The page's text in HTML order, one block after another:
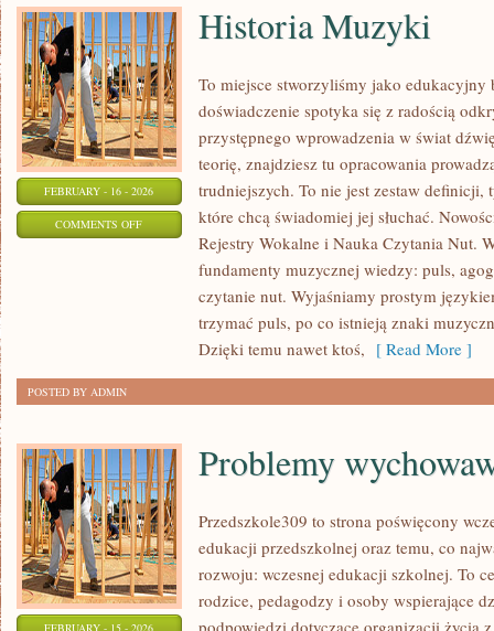
FEBRUARY - 16 - 2026
COMMENTS OFFON
Historia Muzyki
To miejsce stworzyliśmy jako
doświadczenie spotyka się z radością
przystępnego wprowadzenia w świat
teorię, znajdziesz tu opracowania
trudniejszych. To nie jest zestaw definicji,
które chcą świadomiej jej słuchać.
Rejestry Wokalne i Nauka Czytania Nut.
fundamenty muzycznej wiedzy: puls,
czytanie nut. Wyjaśniamy prostym
trzymać puls, po co istnieją znaki
Dzięki temu nawet ktoś, [ Read More ]
POSTED BY ADMIN
FEBRUARY - 15 - 2026
Problemy
Przedszkole309 to strona poświęcony
edukacji przedszkolnej oraz temu, co
rozwoju: wczesnej edukacji szkolnej. To
rodzice, pedagodzy i osoby wspierające
podpowiedzi dotyczące organizacji życia